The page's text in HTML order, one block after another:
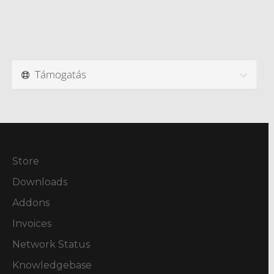
Támogatás
Store
Downloads
Addons
Invoices
Network Status
Knowledgebase